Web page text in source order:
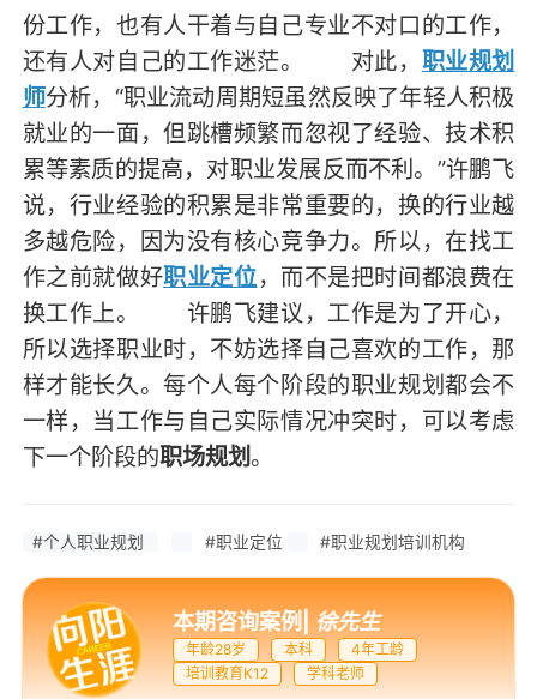
份工作，也有人干着与自己专业不对口的工作，
还有人对自己的工作迷茫。 对此， 职业规划
师分析，“职业流动周期短虽然反映了年轻人积极
就业的一面，但跳槽频繁而忽视了经验、技术积
累等素质的提高，对职业发展反而不利。”许鹏飞
说，行业经验的积累是非常重要的，换的行业越
多越危险，因为没有核心竞争力。所以，在找工
作之前就做好职业定位，而不是把时间都浪费在
换工作上。 许鹏飞建议，工作是为了开心，
所以选择职业时，不妨选择自己喜欢的工作，那
样才能长久。每个人每个阶段的职业规划都会不
一样，当工作与自己实际情况冲突时，可以考虑
下一个阶段的职场规划。
#个人职业规划 #职业定位 #职业规划培训机构
本期咨询案例|徐先生
年龄28岁 本科
4年工龄
培训教育K12
学科老师